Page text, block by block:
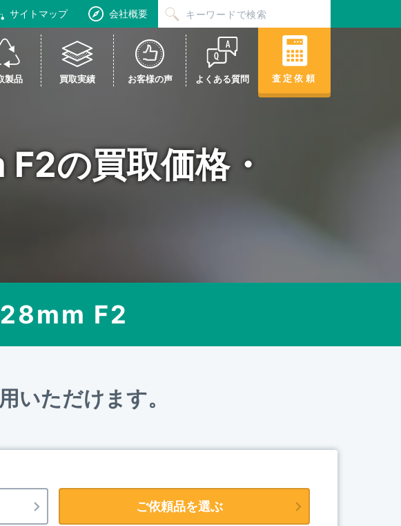
サイトマップ 会社概要
製品 買取実績 お客様の声 よくある質問 査定依頼
の買取価格・
F2
いただけます。
ご依頼品を選ぶ